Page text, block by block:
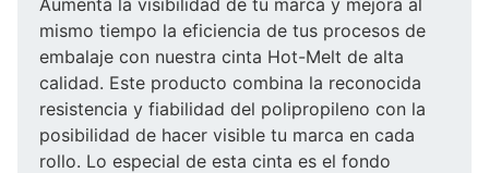
mismo tiempo la eficiencia de tus procesos de
embalaje con nuestra cinta Hot-Melt de alta
calidad. Este producto combina la reconocida
resistencia y fiabilidad del polipropileno con la
posibilidad de hacer visible tu marca en cada
rollo. Lo especial de esta cinta es el fondo